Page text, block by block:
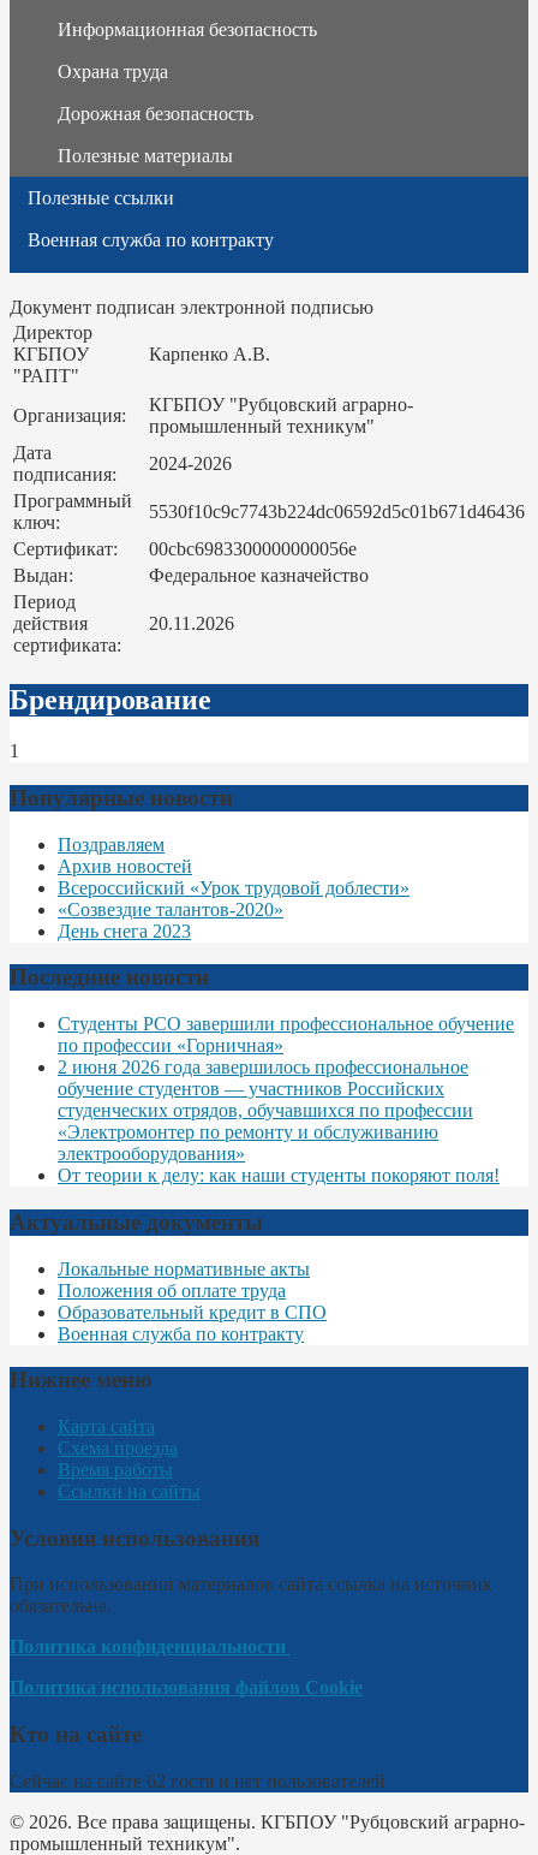
Информационная безопасность
Охрана труда
Дорожная безопасность
Полезные материалы
Полезные ссылки
Военная служба по контракту
Документ подписан электронной подписью
Директор
КГБПОУ
"РАПТ"
Карпенко А.В.
Организация:
КГБПОУ "Рубцовский аграрно-
промышленный техникум"
Дата
подписания:
2024-2026
Программный
ключ:
5530f10c9c7743b224dc06592d5c01b671d46436
Сертификат:
00cbc6983300000000056e
Выдан:
Федеральное казначейство
Период
действия
сертификата:
20.11.2026
Брендирование
1
Популярные новости
Поздравляем
Архив новостей
Всероссийский «Урок трудовой доблести»
«Созвездие талантов-2020»
День снега 2023
Последние новости
Студенты РСО завершили профессиональное обучение
по профессии «Горничная»
2 июня 2026 года завершилось профессиональное
обучение студентов — участников Российских
студенческих отрядов, обучавшихся по профессии
«Электромонтер по ремонту и обслуживанию
электрооборудования»
От теории к делу: как наши студенты покоряют поля!
Актуальные документы
Локальные нормативные акты
Положения об оплате труда
Образовательный кредит в СПО
Военная служба по контракту
Нижнее меню
Карта сайта
Схема проезда
Время работы
Ссылки на сайты
Условия использования
При использовании материалов сайта ссылка на источник
обязательна.
Политика конфиденциальности
Политика использования файлов Cookie
Кто на сайте
Сейчас на сайте 62 гостя и нет пользователей
© 2026. Все права защищены. КГБПОУ "Рубцовский аграрно-
промышленный техникум".